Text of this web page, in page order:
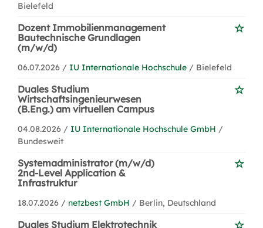
Bielefeld
Dozent Immobilienmanagement
Bautechnische Grundlagen
(m/w/d)
06.07.2026 / IU Internationale Hochschule / Bielefeld
Duales Studium
Wirtschaftsingenieurwesen
(B.Eng.) am virtuellen Campus
04.08.2026 / IU Internationale Hochschule GmbH /
Bundesweit
Systemadministrator (m/w/d)
2nd-Level Application &
Infrastruktur
18.07.2026 / netzbest GmbH / Berlin, Deutschland
Duales Studium Elektrotechnik